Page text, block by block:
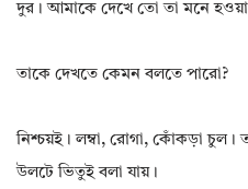
দুর। আমাকে দেখে তো তা মনে
তাকে দেখতে কেমন বলতে পারো?
নিশ্চয়ই। লম্বা, রোগা, কোঁকড়া
উলটে ভিতুই বলা যায়।